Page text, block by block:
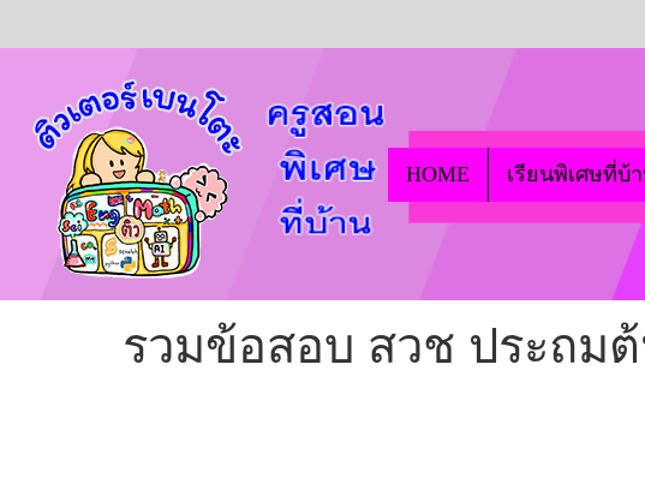
HOME เรียนพิเศษที่บ้
รวมข้อสอบ สวช ประถม